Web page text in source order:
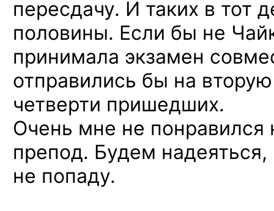
пересдачу. И таких в тот
половины. Если бы не
принимала экзамен
отправились бы на вторую
четверти пришедших.
Очень мне не понравился
препод. Будем
не попаду.